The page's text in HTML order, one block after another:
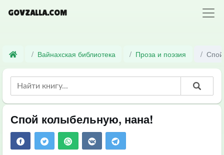
GOVZALLA.COM
Вайнахская библиотека Проза и поэзия
Спой колыбельную, нана!